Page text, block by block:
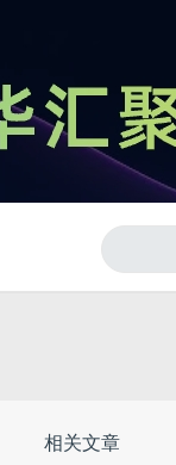
相关文章